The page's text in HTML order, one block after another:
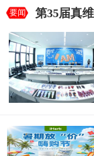
要闻 第35届真